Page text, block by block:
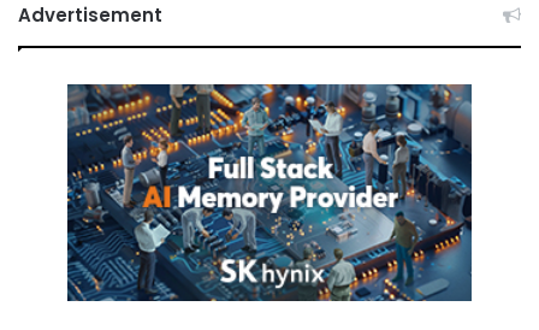
Advertisement